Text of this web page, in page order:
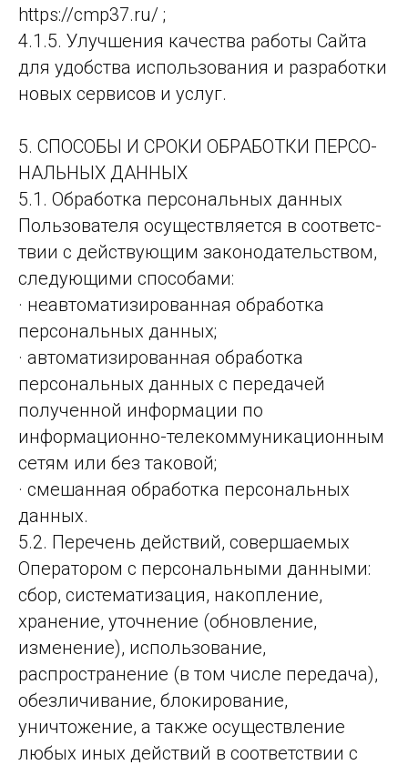
https://cmp37.ru/ ;
4.1.5. Улучшения качества работы Сайта
для удобства использования и разработки
новых сервисов и услуг.
5. СПОСО­БЫ И СРО­КИ ОБ­РА­БОТ­КИ ПЕР­СО­
НАЛЬ­НЫХ ДАН­НЫХ
5.1. Обра­бот­ка пер­со­наль­ных дан­ных
Поль­зо­ва­те­ля осу­щест­вля­ет­ся в со­от­ветс­
твии с дей­ству­ющим за­ко­но­да­тель­ством,
следующими способами:
· неавтоматизированная обработка
персональных данных;
· автоматизированная обработка
персональных данных с передачей
полученной информации по
информационно-телекоммуникационным
сетям или без таковой;
· смешанная обработка персональных
данных.
5.2. Перечень действий, совершаемых
Оператором с персональными данными:
сбор, систематизация, накопление,
хранение, уточнение (обновление,
изменение), использование,
распространение (в том числе передача),
обезличивание, блокирование,
уничтожение, а также осуществление
любых иных действий в соответствии с